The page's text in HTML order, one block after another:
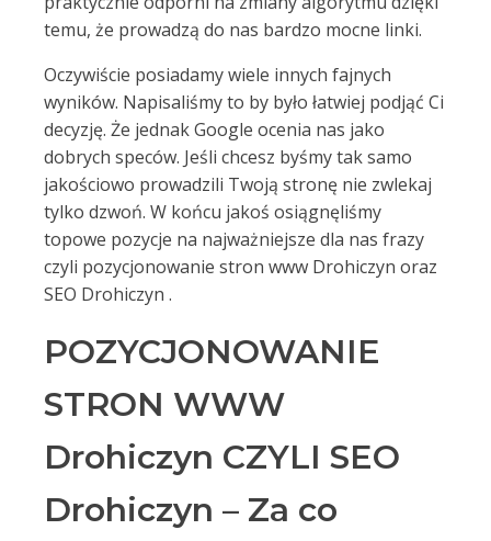
temu, że prowadzą do nas bardzo mocne linki.
Oczywiście posiadamy wiele innych fajnych
wyników. Napisaliśmy to by było łatwiej podjąć Ci
decyzję. Że jednak Google ocenia nas jako
dobrych speców. Jeśli chcesz byśmy tak samo
jakościowo prowadzili Twoją stronę nie zwlekaj
tylko dzwoń. W końcu jakoś osiągnęliśmy
topowe pozycje na najważniejsze dla nas frazy
czyli pozycjonowanie stron www Drohiczyn oraz
SEO Drohiczyn .
POZYCJONOWANIE
STRON WWW
Drohiczyn CZYLI SEO
Drohiczyn – Za co